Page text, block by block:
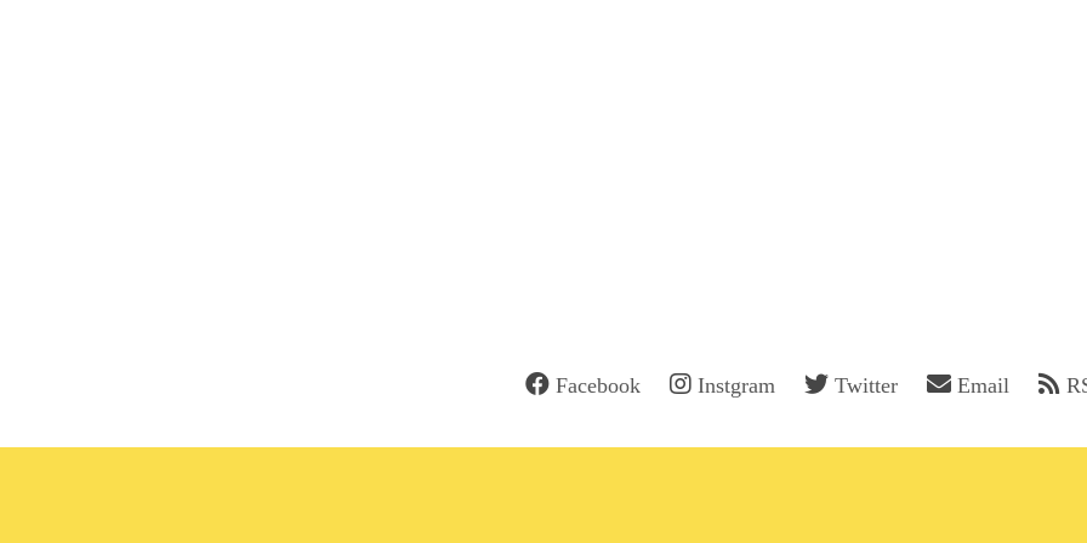
Facebook Instgram Twitter Email